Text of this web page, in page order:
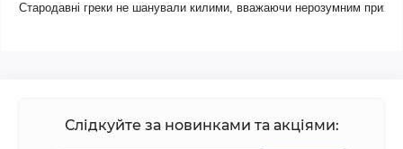
Стародавні греки не шанували килими, вважаючи нерозумним
Слідкуйте за новинками та акціями: